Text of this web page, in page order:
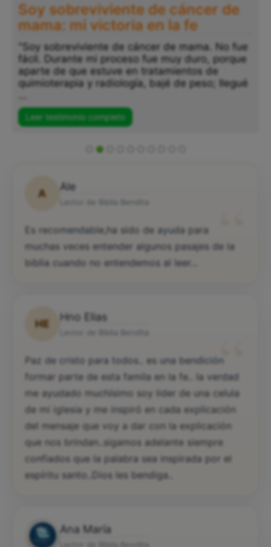
de
No fue
llegué
Testimonio Vanessa:
años luchando contra mis
adicciones: Dios me salvó
"Después de años luchando contra mis
adicciones, y cuando ya creía que todo
perdido, Dios, con su misericordia y amor,
...
A
Ale
“
Es recomendable,ha sido de ayuda para
muchas veces entender algunos pasajes de la
biblia cuando no entendemos al leer...
HE
Hno Elias
“
Paz de cristo para todos.. es una bendición
formar parte de esta famila en la fe.. la verdad
me ayudado muchísimo soy lider de una celula
de mi iglesia y me inspiró en cada explicación
del mensaje que voy a dar con la explicación
que nos brindan..sigamos adelante siempre
confiados que la palabra sea inspirada por el
espíritu santo..Dios les bendiga..
Ana María